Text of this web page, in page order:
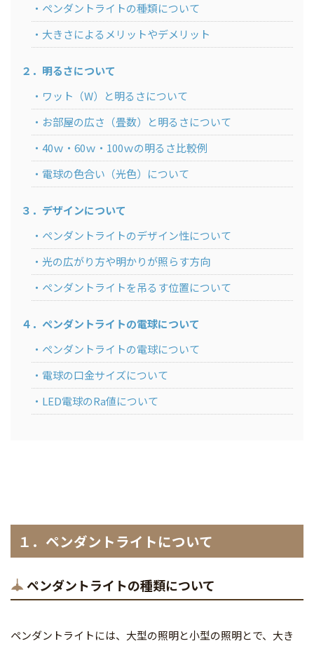
ペンダントライトの種類について
大きさによるメリットやデメリット
２．明るさについて
ワット（W）と明るさについて
お部屋の広さ（畳数）と明るさについて
40ｗ・60ｗ・100ｗの明るさ比較例
電球の色合い（光色）について
３．デザインについて
ペンダントライトのデザイン性について
光の広がり方や明かりが照らす方向
ペンダントライトを吊るす位置について
４．ペンダントライトの電球について
ペンダントライトの電球について
電球の口金サイズについて
LED電球のRa値について
１．ペンダントライトについて
ペンダントライトの種類について
ペンダントライトには、大型の照明と小型の照明とで、大き